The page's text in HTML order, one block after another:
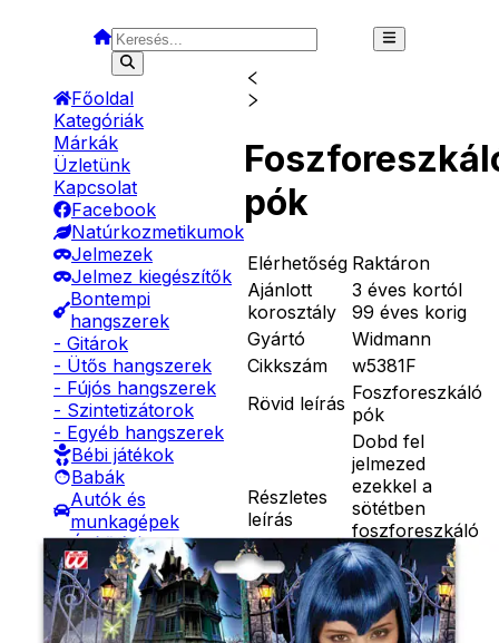
Főoldal
Kategóriák
Márkák
Üzletünk
Kapcsolat
Facebook
Natúrkozmetikumok
Jelmezek
Jelmez kiegészítők
Bontempi
hangszerek
- Gitárok
- Ütős hangszerek
- Fújós hangszerek
- Szintetizátorok
- Egyéb hangszerek
Bébi játékok
Babák
Autók és
munkagépek
Építőjátékok
Szerepjátékok
Kreatív játékok
- Kreatív játékok
- Rajzolók
pók
Elérhetőség Raktáron
Ajánlott
korosztály
3 éves kortól
99 éves korig
Gyártó
Widmann
Cikkszám
w5381F
Rövid leírás Foszforeszkáló
pók
Részletes
leírás
Dobd fel
jelmezed
ezekkel a
sötétben
foszforeszkáló
műanyag
pókokkal.
Ár
1690
Darab